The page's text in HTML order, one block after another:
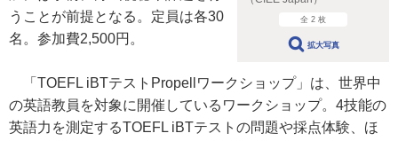
全 2 枚
拡大写真
うことが前提となる。定員は各30
名。参加費2,500円。
「TOEFL iBTテストPropellワークショップ」は、世界中
の英語教員を対象に開催しているワークショップ。4技能の
英語力を測定するTOEFL iBTテストの問題や採点体験、ほ